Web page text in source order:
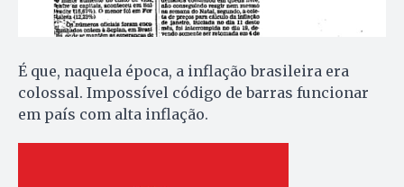
É que, naquela época, a inflação brasileira era
colossal. Impossível código de barras funcionar
em país com alta inflação.